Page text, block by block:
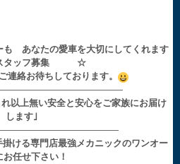
あなたの愛車を大切にしてくれます
ッフ募集 ☆
絡お待ちしております。
以上無い安全と安心をご家族にお届け
します｣
ける専門店最強メカニックのワンオー
お任せ下さい！